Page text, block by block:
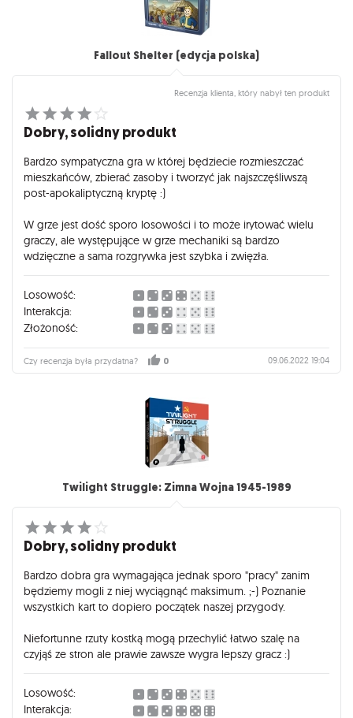
Fallout Shelter (edycja polska)
Recenzja klienta, który nabył ten produkt
Dobry, solidny produkt
Bardzo sympatyczna gra w której będziecie rozmieszczać
mieszkańców, zbierać zasoby i tworzyć jak najszczęśliwszą
post-apokaliptyczną kryptę :)
W grze jest dość sporo losowości i to może irytować wielu
graczy, ale występujące w grze mechaniki są bardzo
wdzięczne a sama rozgrywka jest szybka i zwięzła.
Losowość:
Interakcja:
Złożoność:
Czy recenzja była przydatna? 0 09.06.2022 19:04
Twilight Struggle: Zimna Wojna 1945-1989
Dobry, solidny produkt
Bardzo dobra gra wymagająca jednak sporo "pracy" zanim
będziemy mogli z niej wyciągnąć maksimum. ;-) Poznanie
wszystkich kart to dopiero początek naszej przygody.
Niefortunne rzuty kostką mogą przechylić łatwo szalę na
czyjąś ze stron ale prawie zawsze wygra lepszy gracz :)
Losowość:
Interakcja: